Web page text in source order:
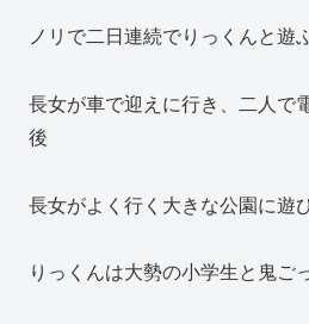
ノリで二日連続でりっくんと遊
長女が車で迎えに行き、二人で
後
長女がよく行く大きな公園に遊
りっくんは大勢の小学生と鬼ご